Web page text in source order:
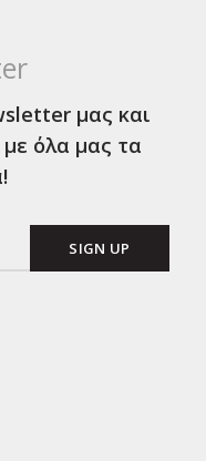
μας και
με όλα μας τα